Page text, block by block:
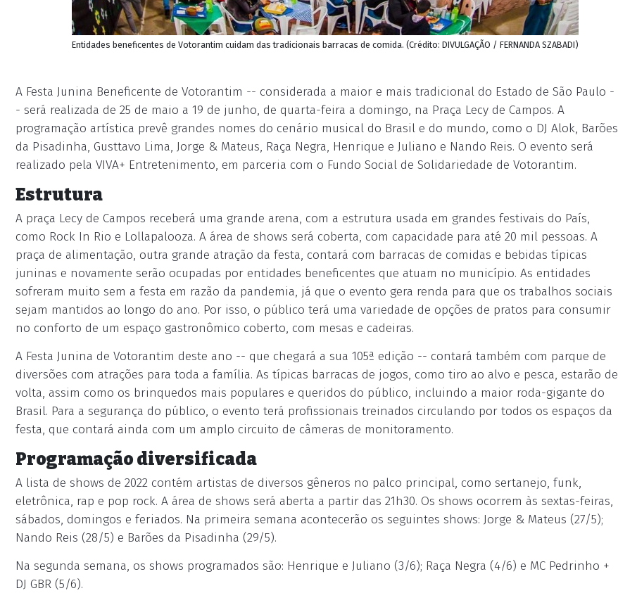
Entidades beneficentes de Votorantim cuidam das tradicionais barracas de comida. (Crédito: DIVULGAÇÃO / FERNANDA SZABADI)
A Festa Junina Beneficente de Votorantim -- considerada a maior e mais tradicional do Estado de São Paulo -
- será realizada de 25 de maio a 19 de junho, de quarta-feira a domingo, na Praça Lecy de Campos. A
programação artística prevê grandes nomes do cenário musical do Brasil e do mundo, como o DJ Alok, Barões
da Pisadinha, Gusttavo Lima, Jorge & Mateus, Raça Negra, Henrique e Juliano e Nando Reis. O evento será
realizado pela VIVA+ Entretenimento, em parceria com o Fundo Social de Solidariedade de Votorantim.
Estrutura
A praça Lecy de Campos receberá uma grande arena, com a estrutura usada em grandes festivais do País,
como Rock In Rio e Lollapalooza. A área de shows será coberta, com capacidade para até 20 mil pessoas. A
praça de alimentação, outra grande atração da festa, contará com barracas de comidas e bebidas típicas
juninas e novamente serão ocupadas por entidades beneficentes que atuam no município. As entidades
sofreram muito sem a festa em razão da pandemia, já que o evento gera renda para que os trabalhos sociais
sejam mantidos ao longo do ano. Por isso, o público terá uma variedade de opções de pratos para consumir
no conforto de um espaço gastronômico coberto, com mesas e cadeiras.
A Festa Junina de Votorantim deste ano -- que chegará a sua 105ª edição -- contará também com parque de
diversões com atrações para toda a família. As típicas barracas de jogos, como tiro ao alvo e pesca, estarão de
volta, assim como os brinquedos mais populares e queridos do público, incluindo a maior roda-gigante do
Brasil. Para a segurança do público, o evento terá profissionais treinados circulando por todos os espaços da
festa, que contará ainda com um amplo circuito de câmeras de monitoramento.
Programação diversificada
A lista de shows de 2022 contém artistas de diversos gêneros no palco principal, como sertanejo, funk,
eletrônica, rap e pop rock. A área de shows será aberta a partir das 21h30. Os shows ocorrem às sextas-feiras,
sábados, domingos e feriados. Na primeira semana acontecerão os seguintes shows: Jorge & Mateus (27/5);
Nando Reis (28/5) e Barões da Pisadinha (29/5).
Na segunda semana, os shows programados são: Henrique e Juliano (3/6); Raça Negra (4/6) e MC Pedrinho +
DJ GBR (5/6).